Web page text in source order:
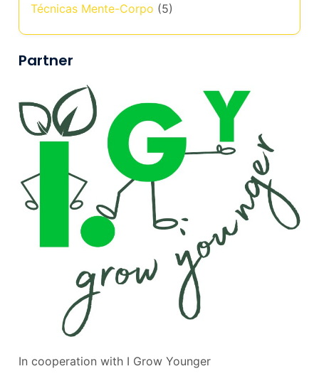
Técnicas Mente-Corpo (5)
Partner
In cooperation with I Grow Younger